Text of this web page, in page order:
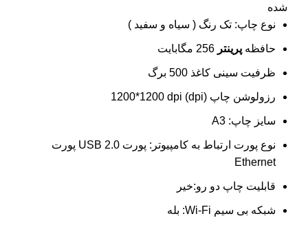
شده
نوع چاپ: تک رنگ ( سیاه و سفید )
حافظه پرینتر
ظرفیت سینی کاغذ 500 برگ
رزولوشن چاپ (dpi) 1200*1200 dpi
سایز چاپ: A3
نوع پورت ارتباط به کامپیوتر: پورت USB 2.0 پورت
Ethernet
قابلیت چاپ دو رو:خیر
شبکه بی سیم Wi-Fi: بله